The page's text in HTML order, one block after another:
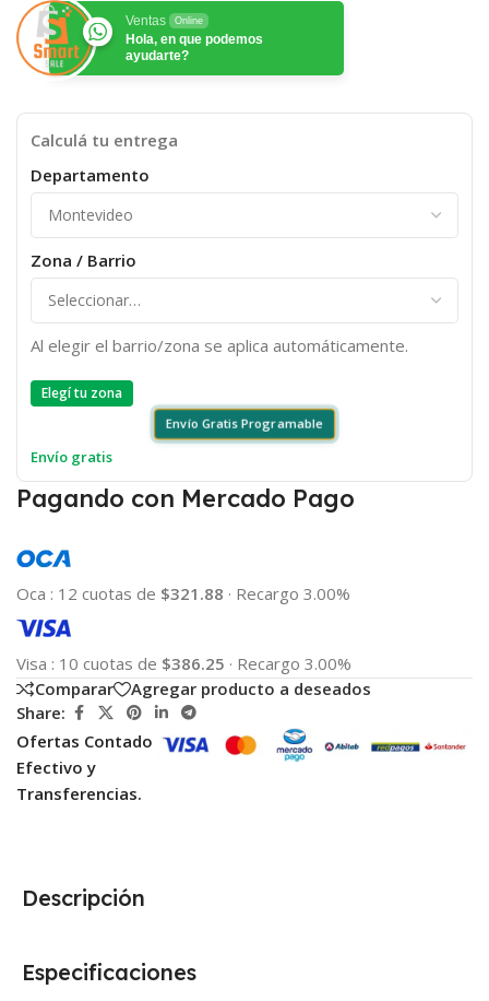
Ventas Online
Hola, en que podemos
ayudarte?
Calculá tu entrega
Departamento
Zona / Barrio
Al elegir el barrio/zona se aplica automáticamente.
Elegí tu zona
Envío Gratis Programable
Envío gratis
Pagando con Mercado Pago
Oca : 12 cuotas de $321.88 · Recargo 3.00%
Visa : 10 cuotas de $386.25 · Recargo 3.00%
Comparar
Agregar producto a deseados
Share:
Ofertas Contado
Efectivo y
Transferencias.
Descripción
Especificaciones